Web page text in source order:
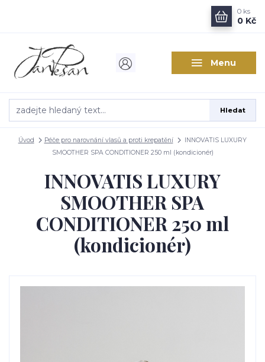
Menu
Hledat
0 ks
0 Kč
Úvod Péče pro narovnání vlasů a proti krepatění
INNOVATIS LUXURY
SMOOTHER SPA CONDITIONER 250 ml (kondicionér)
INNOVATIS LUXURY
SMOOTHER SPA
CONDITIONER 250 ml
(kondicionér)